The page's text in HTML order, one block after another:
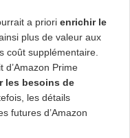
a priori enrichir le
plus de valeur aux
coût supplémentaire.
d’Amazon Prime
les besoins de
les détails
futures d’Amazon